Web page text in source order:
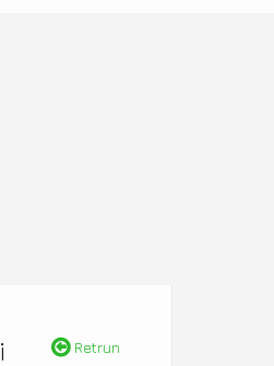
Retrun